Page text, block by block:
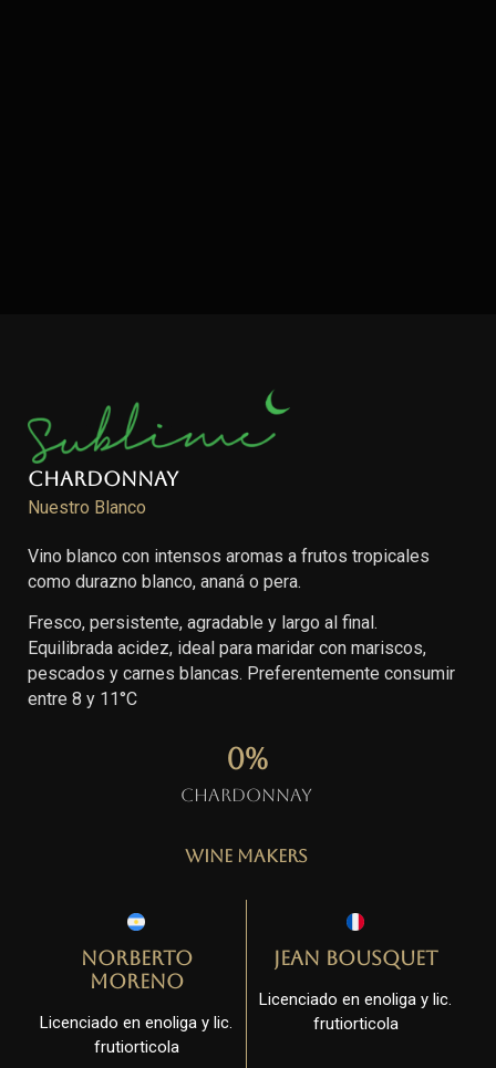
Chardonnay
Nuestro Blanco
Vino blanco con intensos aromas a frutos tropicales
como durazno blanco, ananá o pera.
Fresco, persistente, agradable y largo al final.
Equilibrada acidez, ideal para maridar con mariscos,
pescados y carnes blancas. Preferentemente consumir
entre 8 y 11°C
Chardonnay
0%
Wine Makers
Norberto
Moreno
Licenciado en enoliga y lic.
frutiorticola
Jean Bousquet
Licenciado en enoliga y lic.
frutiorticola